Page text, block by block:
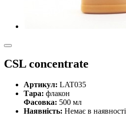
CSL concentrate
Артикул: LAT035
Тара: флакон
Фасовка: 500 мл
Наявність: Немає в наявності